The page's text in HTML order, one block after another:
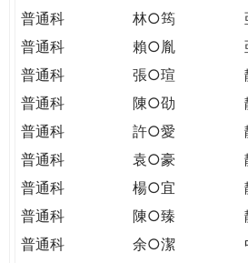
普通科
林○筠
普通科
賴○胤
普通科
張○瑄
普通科
陳○劭
普通科
許○愛
普通科
袁○豪
普通科
楊○宜
普通科
陳○臻
普通科
余○潔